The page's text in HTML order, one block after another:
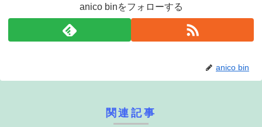
anico binをフォローする
anico bin
関連記事